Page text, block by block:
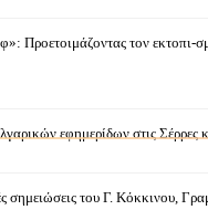
Προετοιμάζοντας τον
εφημερίδων στις
σημειώσεις του Γ. Κόκκινου,